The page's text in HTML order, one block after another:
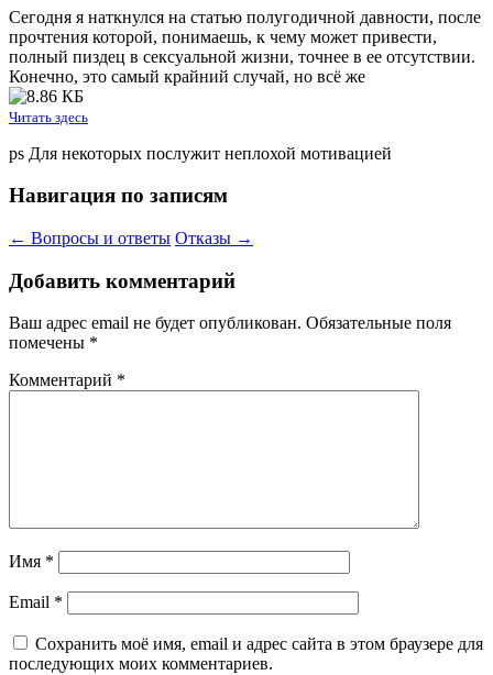
Сегодня я наткнулся на статью полугодичной давности, после
прочтения которой, понимаешь, к чему может привести,
полный пиздец в сексуальной жизни, точнее в ее отсутствии.
Конечно, это самый крайний случай, но всё же
Читать здесь
ps Для некоторых послужит неплохой мотивацией
Навигация по записям
← Вопросы и ответы Отказы →
Добавить комментарий
Ваш адрес email не будет опубликован. Обязательные поля
помечены *
Комментарий *
Имя *
Email *
Сохранить моё имя, email и адрес сайта в этом браузере для
последующих моих комментариев.